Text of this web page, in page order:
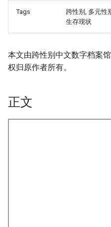
Tags
跨性别, 多元性
生存现状
本文由跨性别中文数字档案
权归原作者所有。
正文